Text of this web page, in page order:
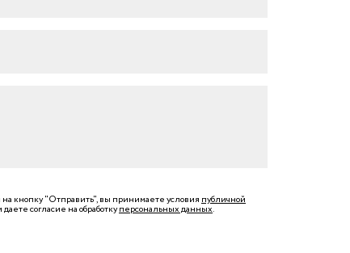
кнопку "Отправить", вы принимаете условия публичной
даете согласие на обработкуперсональных данных.